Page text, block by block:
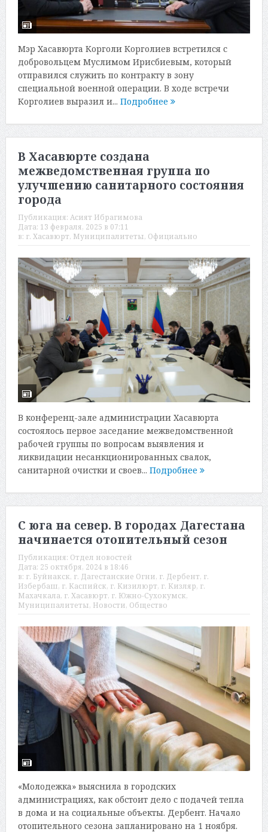
Мэр Хасавюрта Корголи Корголиев встретился с
добровольцем Муслимом Ирисбиевым, который
отправился служить по контракту в зону
специальной военной операции. В ходе встречи
Корголиев выразил и... Подробнее
В Хасавюрте создана
межведомственная группа по
улучшению санитарного состояния
города
Публикация: Асият Ибрагимова
Дата: 13 февраля, 2025 в 07:11
в: г. Хасавюрт, Муниципалитеты, Официально
В конференц-зале администрации Хасавюрта
состоялось первое заседание межведомственной
рабочей группы по вопросам выявления и
ликвидации несанкционированных свалок,
санитарной очистки и своев... Подробнее
С юга на север. В городах Дагестана
начинается отопительный сезон
Публикация: Отдел новостей
Дата: 25 октября, 2024 в 18:46
в: г. Буйнакск, г. Дагестанские Огни, г. Дербент, г.
Избербаш, г. Каспийск, г. Кизилюрт, г. Кизляр, г.
Махачкала, г. Хасавюрт, г. Южно-Сухокумск,
Муниципалитеты, Новости, Общество
«Молодежка» выяснила в городских
администрациях, как обстоит дело с подачей тепла
в дома и на социальные объекты. Дербент. Начало
отопительного сезона запланировано на 1 ноября.